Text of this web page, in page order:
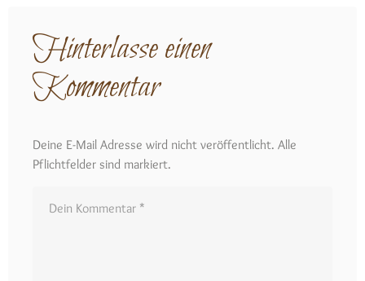
Hinterlasse einen
Kommentar
Deine E-Mail Adresse wird nicht veröffentlicht. Alle
Pflichtfelder sind markiert.